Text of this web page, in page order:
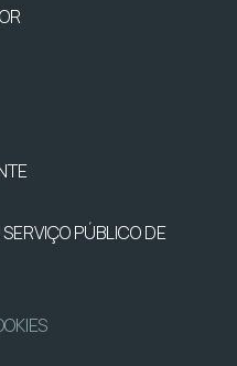
PÚBLICO DE